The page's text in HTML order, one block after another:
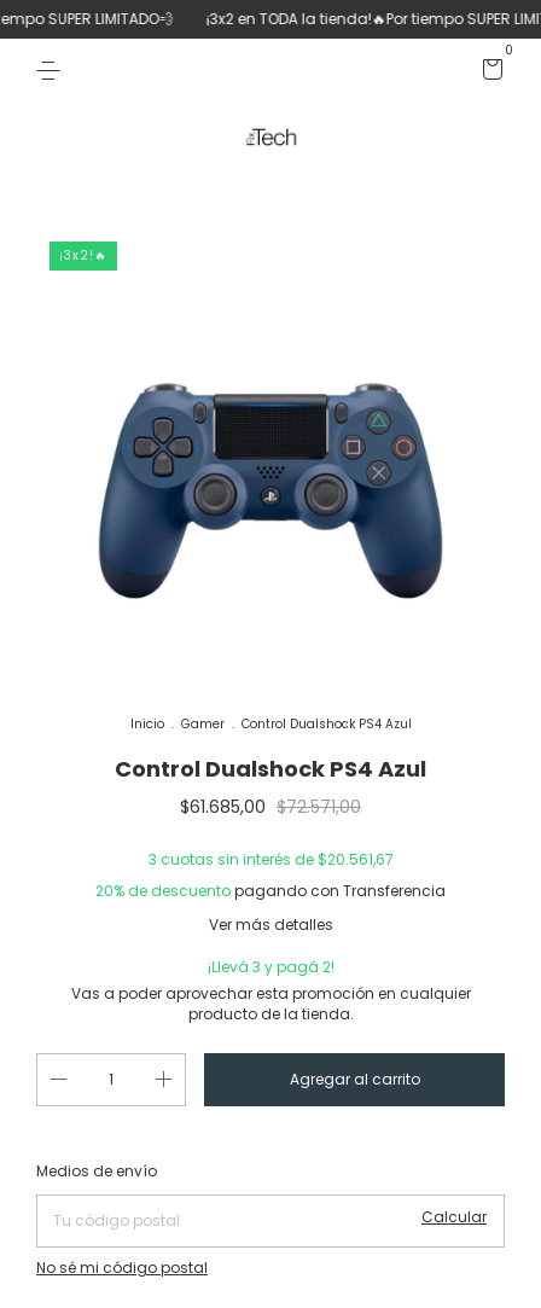
SUPER LIMITADO💨 ¡3x2 en TODA la tienda!🔥Por tiempo SUPER
0
¡3x2!🔥
Inicio . Gamer . Control Dualshock PS4 Azul
Control Dualshock PS4 Azul
$61.685,00 $72.571,00
3 cuotas sin interés de$20.561,67
20% de descuentopagando con Transferencia
Ver más detalles
¡Llevá 3 y pagá 2!
Vas a poder aprovechar esta promoción en cualquier
producto de la tienda.
Entregas para el CP:
Medios de envío
Calcular
No sé mi código postal